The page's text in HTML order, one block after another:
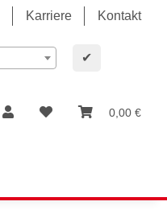
Karriere Kontakt
✔
0,00 €